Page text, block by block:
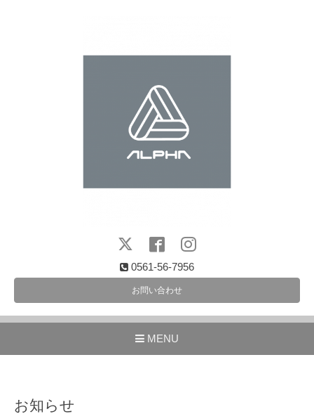
0561-56-7956
お問い合わせ
MENU
お知らせ